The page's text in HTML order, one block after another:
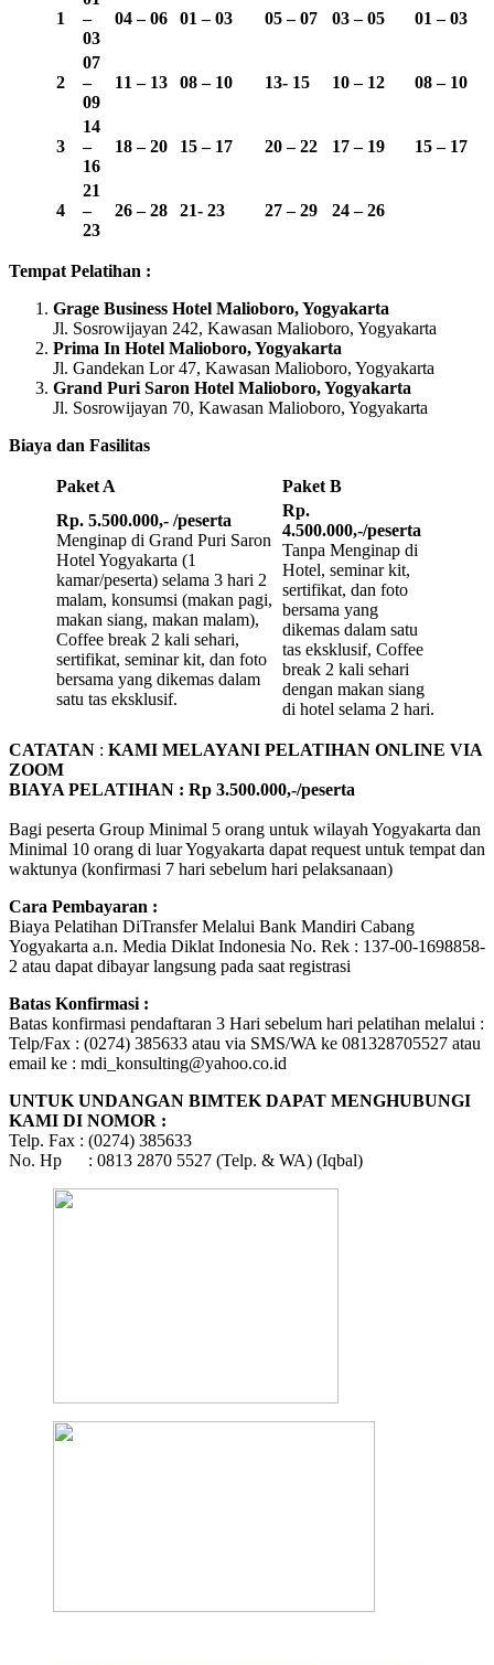
1
–
03
04 – 06 01 – 03 05 – 07 03 – 05 01 – 03
2
07
–
09
11 – 13 08 – 10 13- 15 10 – 12 08 – 10
3
14
–
16
18 – 20 15 – 17 20 – 22 17 – 19 15 – 17
4
21
–
23
26 – 28 21- 23 27 – 29 24 – 26
Tempat Pelatihan :
Grage Business Hotel Malioboro, Yogyakarta
Jl. Sosrowijayan 242, Kawasan Malioboro, Yogyakarta
Prima In Hotel Malioboro, Yogyakarta
Jl. Gandekan Lor 47, Kawasan Malioboro, Yogyakarta
Grand Puri Saron Hotel Malioboro, Yogyakarta
Jl. Sosrowijayan 70, Kawasan Malioboro, Yogyakarta
Biaya dan Fasilitas
Paket A
Paket B
Rp. 5.500.000,- /peserta
Menginap di Grand Puri Saron
Hotel Yogyakarta (1
kamar/peserta) selama 3 hari 2
malam, konsumsi (makan pagi,
makan siang, makan malam),
Coffee break 2 kali sehari,
sertifikat, seminar kit, dan foto
bersama yang dikemas dalam
satu tas eksklusif.
Rp.
4.500.000,-/peserta
Tanpa Menginap di
Hotel, seminar kit,
sertifikat, dan foto
bersama yang
dikemas dalam satu
tas eksklusif, Coffee
break 2 kali sehari
dengan makan siang
di hotel selama 2 hari.
CATATAN : KAMI MELAYANI PELATIHAN ONLINE VIA
ZOOM
BIAYA PELATIHAN : Rp 3.500.000,-/peserta
Bagi peserta Group Minimal 5 orang untuk wilayah Yogyakarta dan
Minimal 10 orang di luar Yogyakarta dapat request untuk tempat dan
waktunya (konfirmasi 7 hari sebelum hari pelaksanaan)
Cara Pembayaran :
Biaya Pelatihan DiTransfer Melalui Bank Mandiri Cabang
Yogyakarta a.n. Media Diklat Indonesia No. Rek : 137-00-1698858-
2 atau dapat dibayar langsung pada saat registrasi
Batas Konfirmasi :
Batas konfirmasi pendaftaran 3 Hari sebelum hari pelatihan melalui :
Telp/Fax : (0274) 385633 atau via SMS/WA ke 081328705527 atau
email ke : mdi_konsulting@yahoo.co.id
UNTUK UNDANGAN BIMTEK DAPAT MENGHUBUNGI
KAMI DI NOMOR :
Telp. Fax : (0274) 385633
No. Hp : 0813 2870 5527 (Telp. & WA) (Iqbal)